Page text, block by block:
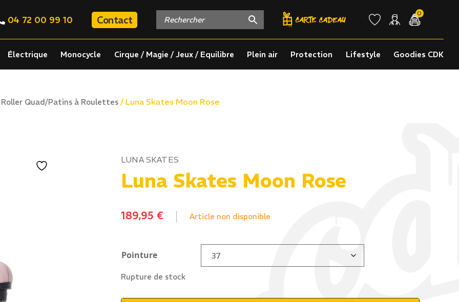
04 72 00 99 10 Contact
0
Électrique Monocycle Cirque / Magie / Jeux / Equilibre Plein air Protection Lifestyle Goodies CDK
Roller Quad/Patins à Roulettes / Luna Skates Moon Rose
LUNA SKATES
Luna Skates Moon Rose
189,95 € Article non disponible
Pointure
Rupture de stock